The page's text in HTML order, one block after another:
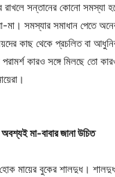
সন্তানের কোনো সমস্যা
মা। সমস্যার সমাধান পেতে
কাছ থেকে প্রচলিত বা
কারও সঙ্গে মিলছে তো
মা-বাবার জানা উচিত
মায়ের বুকের শালদুধ।